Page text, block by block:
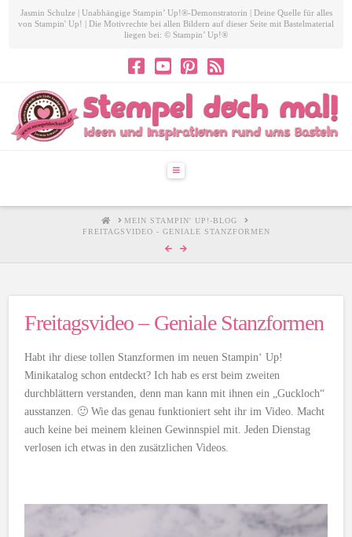
Jasmin Schulze | Unabhängige Stampin’ Up!®-Demonstratorin | Deine Quelle für alles
von Stampin' Up! | Die Motivrechte bei allen Bildern auf dieser Seite mit Bastelmaterial
liegen bei: © Stampin’ Up!®
Navigation
HOMEMEIN STAMPIN' UP!-BLOG
FREITAGSVIDEO - GENIALE STANZFORMEN
Freitagsvideo – Geniale Stanzformen
Habt ihr diese tollen Stanzformen im neuen Stampin‘ Up!
Minikatalog schon entdeckt? Ich hab es erst beim zweiten
durchblättern verstanden, denn man kann mit ihnen ein „Guckloch“
ausstanzen. 🙂 Wie das genau funktioniert seht ihr im Video. Macht
auch keine bei meinem kleinen Gewinnspiel mit. Jeden Dienstag
verlosen ich etwas in den zusätzlichen Videos.